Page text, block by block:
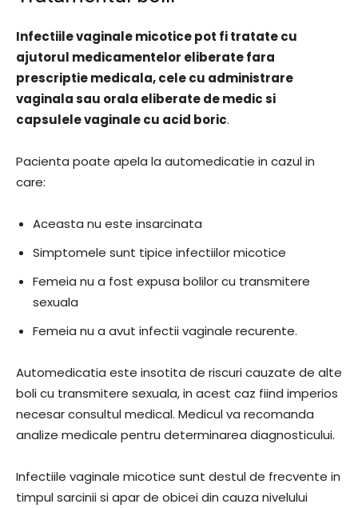
Infectiile vaginale micotice pot fi tratate cu
ajutorul medicamentelor eliberate fara
prescriptie medicala, cele cu administrare
vaginala sau orala eliberate de medic si
capsulele vaginale cu acid boric.
Pacienta poate apela la automedicatie in cazul in
care:
Aceasta nu este insarcinata
Simptomele sunt tipice infectiilor micotice
Femeia nu a fost expusa bolilor cu transmitere
sexuala
Femeia nu a avut infectii vaginale recurente.
Automedicatia este insotita de riscuri cauzate de alte
boli cu transmitere sexuala, in acest caz fiind imperios
necesar consultul medical. Medicul va recomanda
analize medicale pentru determinarea diagnosticului.
Infectiile vaginale micotice sunt destul de frecvente in
timpul sarcinii si apar de obicei din cauza nivelului